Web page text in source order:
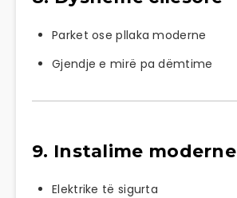
Parket ose pllaka moderne
Gjendje e mirë pa dëmtime
9. Instalime moderne
Elektrike të sigurta